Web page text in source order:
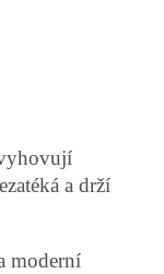
a drží
moderní